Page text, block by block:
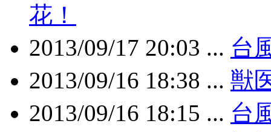
花！
2013/09/17 20:03 ... 台
2013/09/16 18:38 ... 獣
2013/09/16 18:15 ... 台